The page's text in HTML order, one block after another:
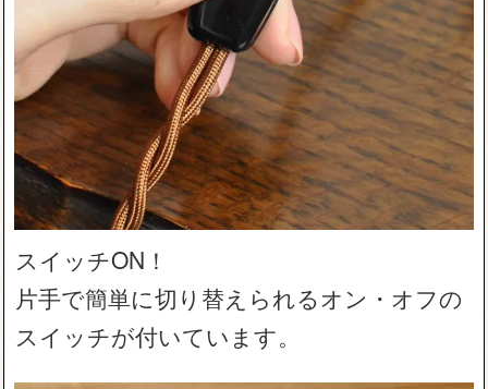
スイッチON！
片手で簡単に切り替えられるオン・オフの
スイッチが付いています。